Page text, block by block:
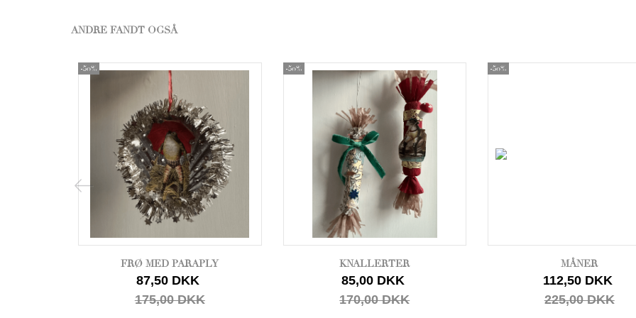
ANDRE FANDT OGSÅ
-50%
FRØ MED PARAPLY
87,50 DKK
175,00 DKK
-50%
KNALLERTER
85,00 DKK
170,00 DKK
-50%
MÅNER
112,50 DKK
225,00 DKK